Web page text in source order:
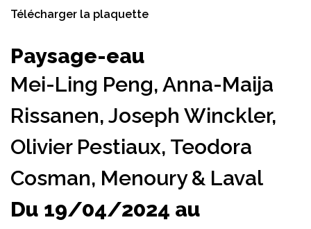
Télécharger la plaquette
Paysage-eau
Mei-Ling Peng, Anna-Maija
Rissanen, Joseph Winckler,
Olivier Pestiaux, Teodora
Cosman, Menoury & Laval
Du 19/04/2024 au